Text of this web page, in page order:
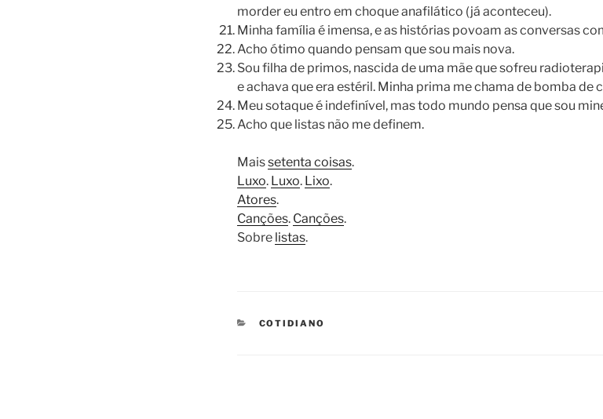
morder eu entro em choque anafilático (já aconteceu).
Minha família é imensa, e as histórias povoam as conversas
Acho ótimo quando pensam que sou mais nova.
Sou filha de primos, nascida de uma mãe que sofreu
e achava que era estéril. Minha prima me chama de bomba de
Meu sotaque é indefinível, mas todo mundo pensa que sou
Acho que listas não me definem.
Maissetenta coisas.
Luxo. Luxo. Lixo.
Atores.
Canções. Canções.
Sobre listas.
CATEGORIES
COTIDIANO